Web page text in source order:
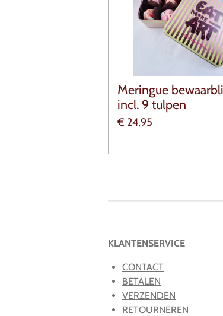
Meringue
incl. 9 tulpen
€ 24,95
KLANTENSERVICE
CONTACT
BETALEN
VERZENDEN
RETOURNEREN